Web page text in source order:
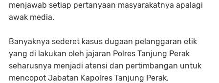
menjawab setiap pertanyaan masyarakatnya apalagi
awak media.
Banyaknya sederet kasus dugaan pelanggaran etik
yang di lakukan oleh jajaran Polres Tanjung Perak
seharusnya menjadi atensi dan pertimbangan untuk
mencopot Jabatan Kapolres Tanjung Perak.